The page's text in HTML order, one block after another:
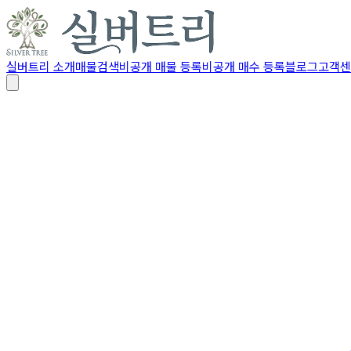
실버트리 소개매물검색비공개 매물 등록비공개 매수 등록블로그고객